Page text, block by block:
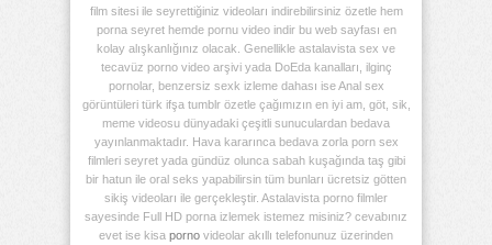
film sitesi ile seyrettiğiniz videoları indirebilirsiniz özetle hem
porna seyret hemde pornu video indir bu web sayfası en
kolay alışkanlığınız olacak. Genellikle astalavista sex ve
tecavüz porno video arşivi yada DoEda kanalları, ilginç
pornolar, benzersiz sexk izleme dahası ise Anal sex
görüntüleri türk ifşa tumblr özetle çağımızın en iyi am, göt, sik,
meme videosu dünyadaki çeşitli sunuculardan bedava
yayınlanmaktadır. Hava kararınca bedava zorla porn sex
filmleri seyret yada gündüz olunca sabah kuşağında taş gibi
bir hatun ile oral seks yapabilirsin tüm bunları ücretsiz götten
sikiş videoları ile gerçekleştir. Astalavista porno filmler
sayesinde Full HD porna izlemek istemez misiniz? cevabınız
evet ise kisa porno videolar akıllı telefonunuz üzerinden